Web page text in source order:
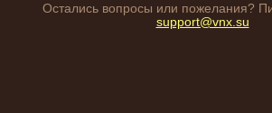
Остались вопросы или пожелания?
support@vnx.su